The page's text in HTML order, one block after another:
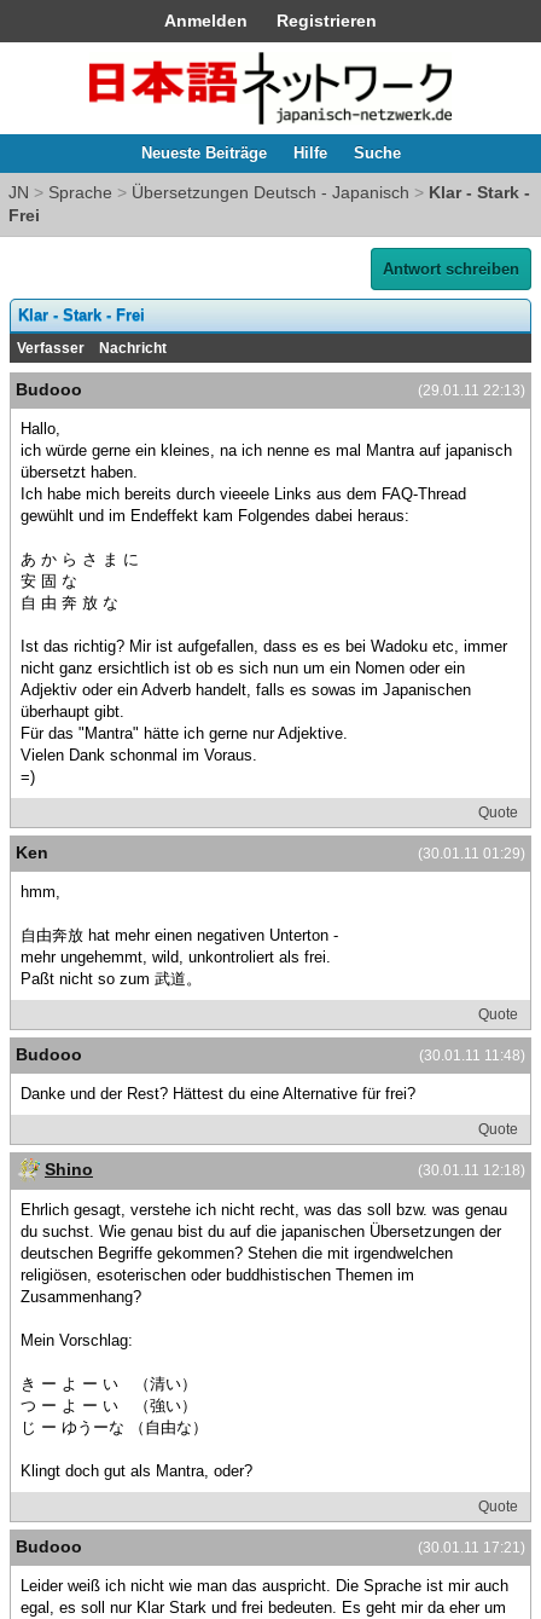
Anmelden Registrieren
Neueste Beiträge Hilfe Suche
JN > Sprache > Übersetzungen Deutsch - Japanisch > Klar - Stark -
Frei
Antwort schreiben
Klar - Stark - Frei
Verfasser Nachricht
(29.01.11 22:13)
Budooo
Hallo,
ich würde gerne ein kleines, na ich nenne es mal Mantra auf japanisch
übersetzt haben.
Ich habe mich bereits durch vieeele Links aus dem FAQ-Thread
gewühlt und im Endeffekt kam Folgendes dabei heraus:
あ か ら さ ま に
安 固 な
自 由 奔 放 な
Ist das richtig? Mir ist aufgefallen, dass es es bei Wadoku etc, immer
nicht ganz ersichtlich ist ob es sich nun um ein Nomen oder ein
Adjektiv oder ein Adverb handelt, falls es sowas im Japanischen
überhaupt gibt.
Für das "Mantra" hätte ich gerne nur Adjektive.
Vielen Dank schonmal im Voraus.
=)
Quote
(30.01.11 01:29)
Ken
hmm,
自由奔放 hat mehr einen negativen Unterton -
mehr ungehemmt, wild, unkontroliert als frei.
Paßt nicht so zum 武道。
Quote
(30.01.11 11:48)
Budooo
Danke und der Rest? Hättest du eine Alternative für frei?
Quote
(30.01.11 12:18)
Shino
Ehrlich gesagt, verstehe ich nicht recht, was das soll bzw. was genau
du suchst. Wie genau bist du auf die japanischen Übersetzungen der
deutschen Begriffe gekommen? Stehen die mit irgendwelchen
religiösen, esoterischen oder buddhistischen Themen im
Zusammenhang?
Mein Vorschlag:
き ー よ ー い （清い）
つ ー よ ー い （強い）
じ ー ゆうーな （自由な）
Klingt doch gut als Mantra, oder?
Quote
(30.01.11 17:21)
Budooo
Leider weiß ich nicht wie man das auspricht. Die Sprache ist mir auch
egal, es soll nur Klar Stark und frei bedeuten. Es geht mir da eher um